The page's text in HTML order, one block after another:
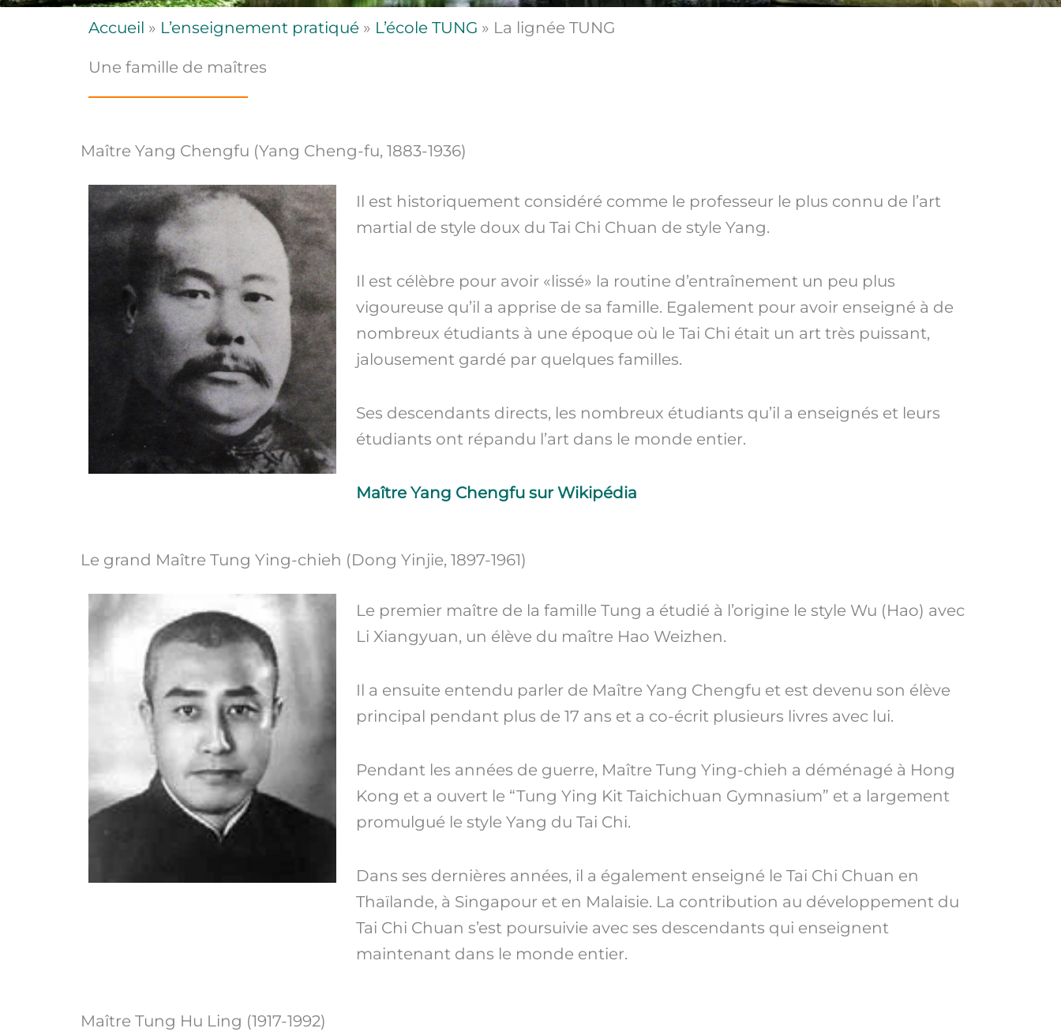
Accueil » L’enseignement pratiqué » L’école TUNG » La lignée TUNG
Une famille de maîtres
Maître Yang Chengfu (Yang Cheng-fu, 1883-1936)
Il est historiquement considéré comme le professeur le plus connu de l’art
martial de style doux du Tai Chi Chuan de style Yang.
Il est célèbre pour avoir «lissé» la routine d’entraînement un peu plus
vigoureuse qu’il a apprise de sa famille. Egalement pour avoir enseigné à de
nombreux étudiants à une époque où le Tai Chi était un art très puissant,
jalousement gardé par quelques familles.
Ses descendants directs, les nombreux étudiants qu’il a enseignés et leurs
étudiants ont répandu l’art dans le monde entier.
Maître Yang Chengfu sur Wikipédia
Le grand Maître Tung Ying-chieh (Dong Yinjie, 1897-1961)
Le premier maître de la famille Tung a étudié à l’origine le style Wu (Hao) avec
Li Xiangyuan, un élève du maître Hao Weizhen.
Il a ensuite entendu parler de Maître Yang Chengfu et est devenu son élève
principal pendant plus de 17 ans et a co-écrit plusieurs livres avec lui.
Pendant les années de guerre, Maître Tung Ying-chieh a déménagé à Hong
Kong et a ouvert le “Tung Ying Kit Taichichuan Gymnasium” et a largement
promulgué le style Yang du Tai Chi.
Dans ses dernières années, il a également enseigné le Tai Chi Chuan en
Thaïlande, à Singapour et en Malaisie. La contribution au développement du
Tai Chi Chuan s’est poursuivie avec ses descendants qui enseignent
maintenant dans le monde entier.
Maître Tung Hu Ling (1917-1992)